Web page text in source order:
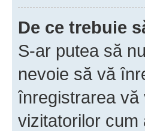
De ce trebuie
S-ar putea să
nevoie să vă
înregistrarea vă
vizitatorilor cum